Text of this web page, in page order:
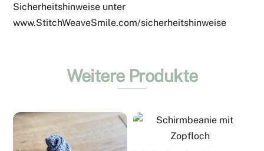
Sicherheitshinweise unter
www.StitchWeaveSmile.com/sicherheitshinweise
Weitere Produkte